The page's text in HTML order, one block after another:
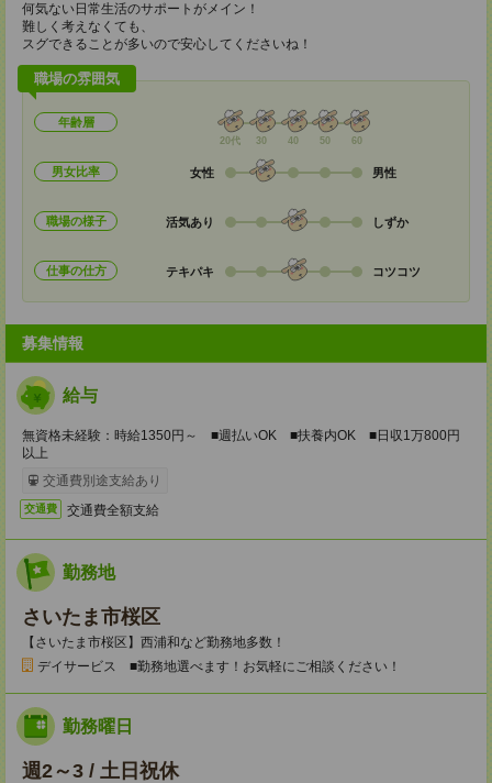
何気ない日常生活のサポートがメイン！
難しく考えなくても、
スグできることが多いので安心してくださいね！
職場の雰囲気
年齢層
20代 30 40 50 60
男女比率 女性 男性
職場の様子 活気あり しずか
仕事の仕方 テキパキ コツコツ
募集情報
給与
無資格未経験：時給1350円～ ■週払いOK ■扶養内OK ■日収1万800円
以上
交通費別途支給あり
交通費 交通費全額支給
勤務地
さいたま市桜区
【さいたま市桜区】西浦和など勤務地多数！
デイサービス ■勤務地選べます！お気軽にご相談ください！
勤務曜日
週2～3 / 土日祝休